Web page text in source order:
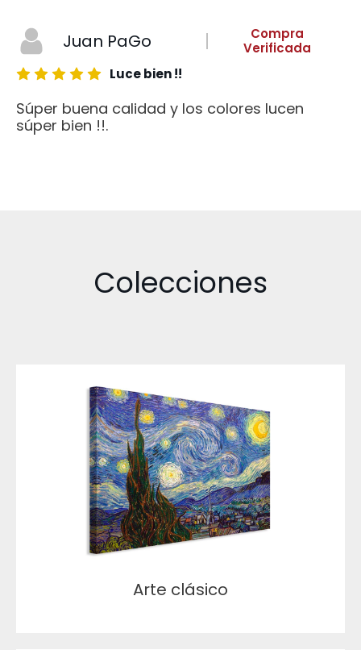
Juan PaGo
Compra
Verificada
Luce bien !!
Súper buena calidad y los colores lucen
súper bien !!.
Colecciones
Arte clásico